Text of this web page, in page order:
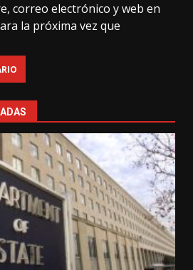
correo electrónico y web en
la próxima vez que